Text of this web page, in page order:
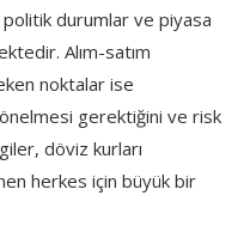
durumlar ve piyasa
Alım-satım
noktalar ise
gerektiğini ve risk
döviz kurları
herkes için büyük bir